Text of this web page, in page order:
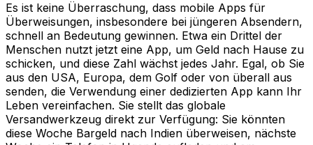
Es ist keine Überraschung, dass mobile Apps für
Überweisungen, insbesondere bei jüngeren Absendern,
schnell an Bedeutung gewinnen. Etwa ein Drittel der
Menschen nutzt jetzt eine App, um Geld nach Hause zu
schicken, und diese Zahl wächst jedes Jahr. Egal, ob Sie
aus den USA, Europa, dem Golf oder von überall aus
senden, die Verwendung einer dedizierten App kann Ihr
Leben vereinfachen. Sie stellt das globale
Versandwerkzeug direkt zur Verfügung: Sie könnten
diese Woche Bargeld nach Indien überweisen, nächste